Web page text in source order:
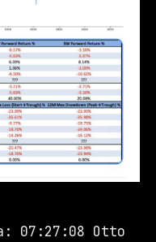
07:27:08 Otto